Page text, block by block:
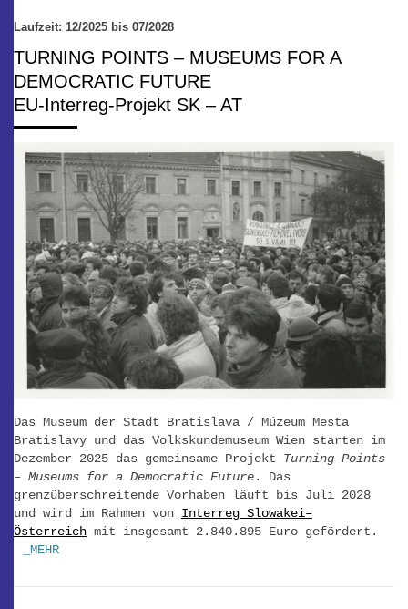
Laufzeit: 12/2025 bis 07/2028
TURNING POINTS – MUSEUMS FOR A
DEMOCRATIC FUTURE
EU-Interreg-Projekt SK – AT
Das Museum der Stadt Bratislava / Múzeum Mesta
Bratislavy und das Volkskundemuseum Wien starten im
Dezember 2025 das gemeinsame Projekt Turning Points
– Museums for a Democratic Future. Das
grenzüberschreitende Vorhaben läuft bis Juli 2028
und wird im Rahmen von Interreg Slowakei–
Österreich mit insgesamt 2.840.895 Euro gefördert.
_MEHR